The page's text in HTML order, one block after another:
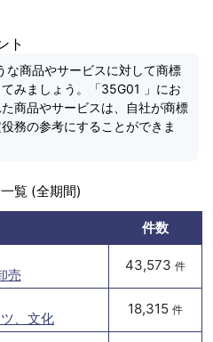
ト
な商品やサービスに対して商標
みましょう。「35G01 」にお
商品やサービスは、自社が商標
務の参考にすることができま
覧 (全期間)
件数
売
43,573 件
、文化
18,315 件